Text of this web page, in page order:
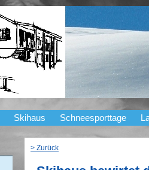
Skihaus Schneesporttage
> Zurück